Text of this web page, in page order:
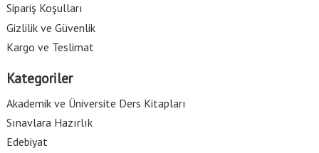
Sipariş Koşulları
Gizlilik ve Güvenlik
Kargo ve Teslimat
Kategoriler
Akademik ve Üniversite Ders Kitapları
Sınavlara Hazırlık
Edebiyat